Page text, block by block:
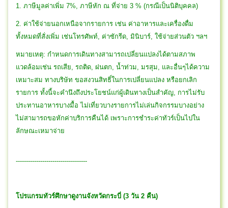
1. ภาษีมูลค่าเพิ่ม 7%, ภาษีหัก ณ ที่จ่าย 3 % (กรณีเป็นนิติบุคคล)
2. ค่าใช้จ่ายนอกเหนือจากรายการ เช่น ค่าอาหารและเครื่องดื่ม
ทั้งหมดที่สั่งเพิ่ม เช่นโทรศัพท์, ค่าซักรีด, มินิบาร์, ใช้จ่ายส่วนตัว ฯลฯ
หมายเหตุ: กำหนดการเดินทางสามารถเปลี่ยนแปลงได้ตามสภาพ
แวดล้อมเช่น รถเสีย, รถติด, ฝนตก, น้ำท่วม, มรสุม, และอื่นๆได้ความ
เหมาะสม ทางบริษัท ขอสงวนสิทธิ์ในการเปลี่ยนแปลง หรือยกเลิก
รายการ ทั้งนี้จะคำนึงถึงประโยชน์แก่ผู้เดินทางเป็นสำคัญ, การไม่รับ
ประทานอาหารบางมื้อ ไม่เที่ยวบางรายการไม่เล่นกิจกรรมบางอย่าง
ไม่สามารถขอหักค่าบริการคืนได้ เพราะการชำระค่าทัวร์เป็นไปใน
ลักษณะเหมาจ่าย
-----------------------------------
โปรแกรมทัวร์ศึกษาดูงานจังหวัดกระบี่ (3 วัน 2 คืน)